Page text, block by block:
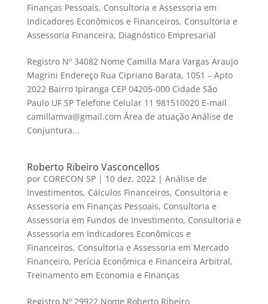
Finanças Pessoais, Consultoria e Assessoria em
Indicadores Econômicos e Financeiros, Consultoria e
Assessoria Financeira, Diagnóstico Empresarial
Registro Nº 34082 Nome Camilla Mara Vargas Araujo
Magrini Endereço Rua Cipriano Barata, 1051 – Apto
2022 Bairro Ipiranga CEP 04205-000 Cidade São
Paulo UF SP Telefone Celular 11 981510020 E-mail
camillamva@gmail.com Área de atuação Análise de
Conjuntura...
Roberto Ribeiro Vasconcellos
por CORECON SP| 10 dez, 2022 | Análise de
Investimentos, Cálculos Financeiros, Consultoria e
Assessoria em Finanças Pessoais, Consultoria e
Assessoria em Fundos de Investimento, Consultoria e
Assessoria em Indicadores Econômicos e
Financeiros, Consultoria e Assessoria em Mercado
Financeiro, Perícia Econômica e Financeira Arbitral,
Treinamento em Economia e Finanças
Registro Nº 29922 Nome Roberto Ribeiro